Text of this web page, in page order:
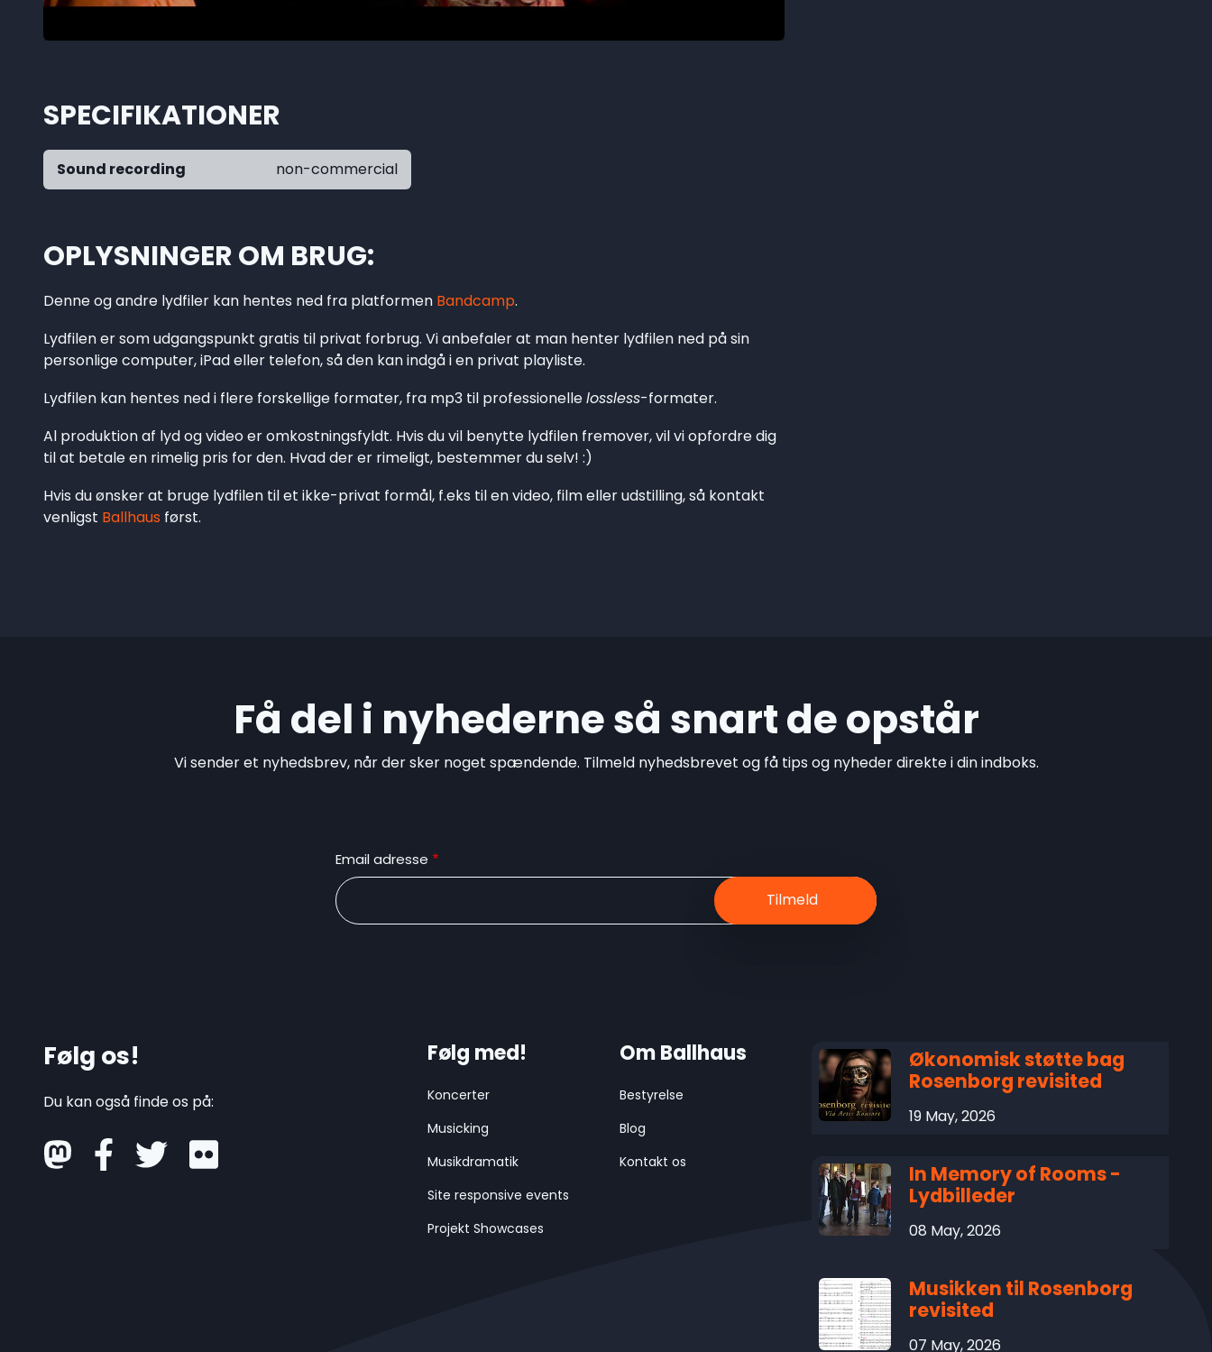
SPECIFIKATIONER
Sound recording non-commercial
OPLYSNINGER OM BRUG
Denne og andre lydfiler kan hentes ned fra platformen Bandcamp.
Lydfilen er som udgangspunkt gratis til privat forbrug. Vi anbefaler at man henter lydfilen ned på sin
personlige computer, iPad eller telefon, så den kan indgå i en privat playliste.
Lydfilen kan hentes ned i flere forskellige formater, fra mp3 til professionellelossless-formater.
Al produktion af lyd og video er omkostningsfyldt. Hvis du vil benytte lydfilen fremover, vil vi opfordre dig
til at betale en rimelig pris for den. Hvad der er rimeligt, bestemmer du selv! :)
Hvis du ønsker at bruge lydfilen til et ikke-privat formål, f.eks til en video, film eller udstilling, så kontakt
venligst Ballhaus først.
Få del i nyhederne så snart de opstår
Vi sender et nyhedsbrev, når der sker noget spændende. Tilmeld nyhedsbrevet og få tips og nyheder direkte i din indboks.
Email adresse
Følg os!
Du kan også finde os på:
mastodon
Følg med!
Koncerter
Musicking
Musikdramatik
Site responsive events
Projekt Showcases
Om Ballhaus
Bestyrelse
Blog
Kontakt os
Økonomisk støtte bag
Rosenborg revisited
19 May, 2026
In Memory of Rooms -
Lydbilleder
08 May, 2026
Musikken til Rosenborg
revisited
07 May, 2026